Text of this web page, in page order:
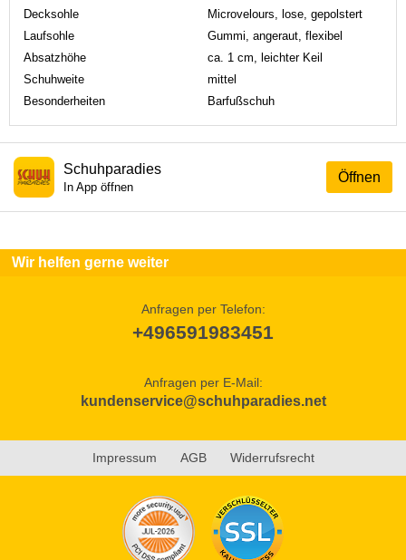
Decksohle
Microvelours, lose, gepolstert
Laufsohle
Gummi, angeraut, flexibel
Absatzhöhe
ca. 1 cm, leichter Keil
Schuhweite
mittel
Besonderheiten
Barfußschuh
Öffnen
Schuhparadies
In App öffnen
Wir helfen gerne weiter
Anfragen per Telefon:
+496591983451
Anfragen per E-Mail:
kundenservice@schuhparadies.net
Impressum AGB Widerrufsrecht